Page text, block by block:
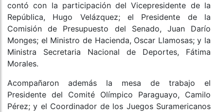
contó con la participación del Vicepresidente de la
República, Hugo Velázquez; el Presidente de la
Comisión de Presupuesto del Senado, Juan Darío
Monges; el Ministro de Hacienda, Oscar Llamosas; y la
Ministra Secretaria Nacional de Deportes, Fátima
Morales.
Acompañaron además la mesa de trabajo el
Presidente del Comité Olímpico Paraguayo, Camilo
Pérez; y el Coordinador de los Juegos Suramericanos